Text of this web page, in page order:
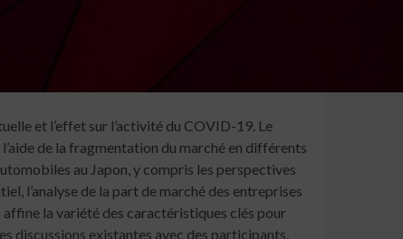
et l’effet sur l’activité du COVID-19. Le
de la fragmentation du marché en différents
au Japon, y compris les perspectives
l’analyse de la part de marché des entreprises
la variété des caractéristiques clés pour
discussions existantes avec des participants,